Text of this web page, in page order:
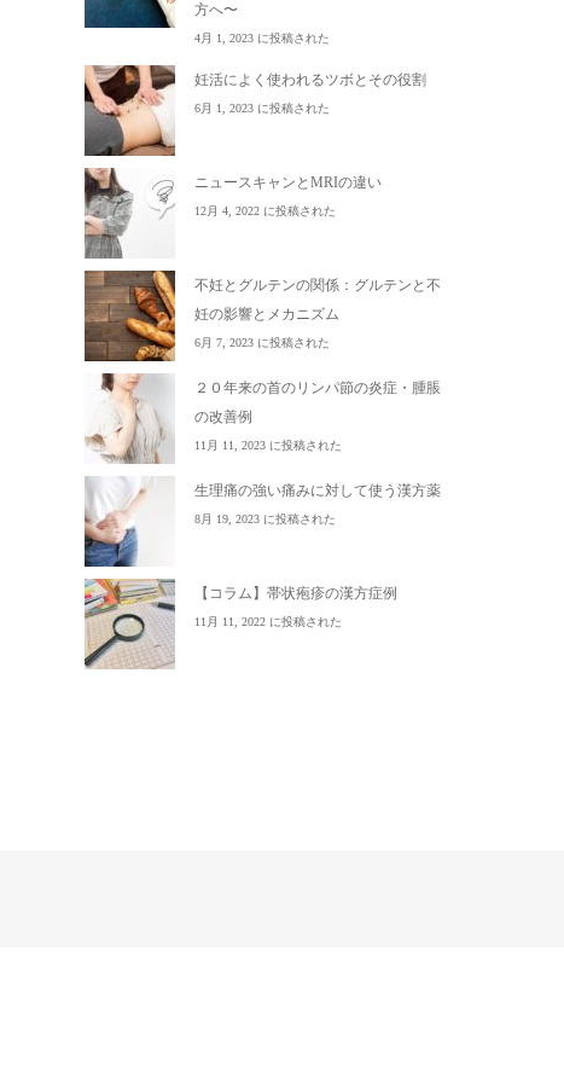
方へ〜
4月 1, 2023 に投稿された
妊活によく使われるツボとその役割
6月 1, 2023 に投稿された
ニュースキャンとMRIの違い
12月 4, 2022 に投稿された
不妊とグルテンの関係：グルテンと不
妊の影響とメカニズム
6月 7, 2023 に投稿された
２０年来の首のリンパ節の炎症・腫脹
の改善例
11月 11, 2023 に投稿された
生理痛の強い痛みに対して使う漢方薬
8月 19, 2023 に投稿された
【コラム】帯状疱疹の漢方症例
11月 11, 2022 に投稿された